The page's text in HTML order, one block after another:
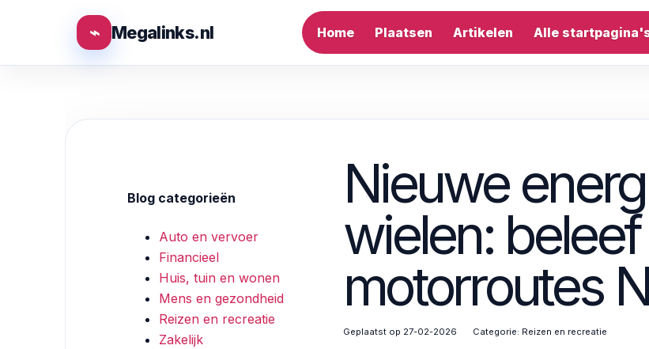
⌁ Megalinks.nl Home Plaatsen Artikelen Alle
Nieuwe
wielen:
motorroutes
Geplaatst op 27-02-2026 Categorie: Reizen en recreatie
Blog categorieën
Auto en vervoer
Financieel
Huis, tuin en wonen
Mens en gezondheid
Reizen en recreatie
Zakelijk